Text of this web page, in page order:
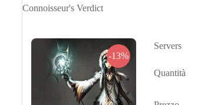
Connoisseur's Verdict
-13%
Servers
Quantità